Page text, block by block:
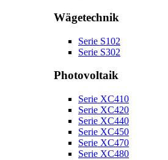
Wägetechnik
Serie S102
Serie S302
Photovoltaik
Serie XC410
Serie XC420
Serie XC440
Serie XC450
Serie XC470
Serie XC480